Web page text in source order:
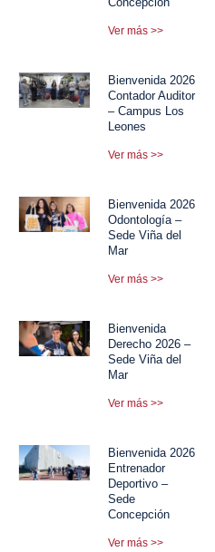
Ver más >>
Bienvenida 2026
Contador Auditor
– Campus Los
Leones
Ver más >>
Bienvenida 2026
Odontología –
Sede Viña del
Mar
Ver más >>
Bienvenida
Derecho 2026 –
Sede Viña del
Mar
Ver más >>
Bienvenida 2026
Entrenador
Deportivo –
Sede
Concepción
Ver más >>